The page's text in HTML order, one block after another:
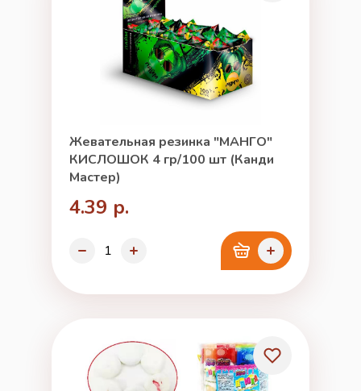
Жевательная резинка "МАНГО"
КИСЛОШОК 4 гр/100 шт (Канди
Мастер)
4.39 р.